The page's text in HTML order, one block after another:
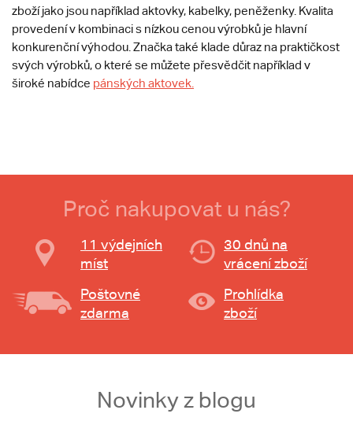
zboží jako jsou například aktovky, kabelky, peněženky. Kvalita
provedení v kombinaci s nízkou cenou výrobků je hlavní
konkurenční výhodou. Značka také klade důraz na praktičkost
svých výrobků, o které se můžete přesvědčit například v
široké nabídce pánských aktovek.
Proč nakupovat u nás?
11 výdejních
míst
30 dnů na
vrácení zboží
Poštovné
zdarma
Prohlídka
zboží
Novinky z blogu